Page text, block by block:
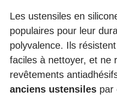
Les ustensiles en
populaires pour leur
polyvalence. Ils
faciles à nettoyer, et ne
revêtements
anciens ustensiles par